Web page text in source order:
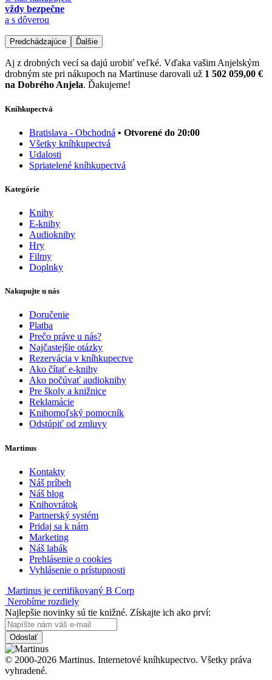
vždy bezpečne
a s dôverou
Predchádzajúce Ďalšie
Aj z drobných vecí sa dajú urobiť veľké. Vďaka vašim Anjelským
drobným ste pri nákupoch na Martinuse darovali už 1 502 059,00 €
na Dobrého Anjela. Ďakujeme!
Kníhkupectvá
Bratislava - Obchodná • Otvorené do 20:00
Všetky kníhkupectvá
Udalosti
Spriatelené kníhkupectvá
Kategórie
Knihy
E-knihy
Audioknihy
Hry
Filmy
Doplnky
Nakupujte u nás
Doručenie
Platba
Prečo práve u nás?
Najčastejšie otázky
Rezervácia v kníhkupectve
Ako čítať e-knihy
Ako počúvať audioknihy
Pre školy a knižnice
Reklamácie
Knihomoľský pomocník
Odstúpiť od zmluvy
Martinus
Kontakty
Náš príbeh
Náš blog
Knihovrátok
Partnerský systém
Pridaj sa k nám
Marketing
Náš labák
Prehlásenie o cookies
Vyhlásenie o prístupnosti
Martinus je certifikovaný B Corp
Nerobíme rozdiely
Najlepšie novinky sú tie knižné. Získajte ich ako prví:
Odoslať
© 2000-2026 Martinus. Internetové kníhkupectvo. Všetky práva
vyhradené.